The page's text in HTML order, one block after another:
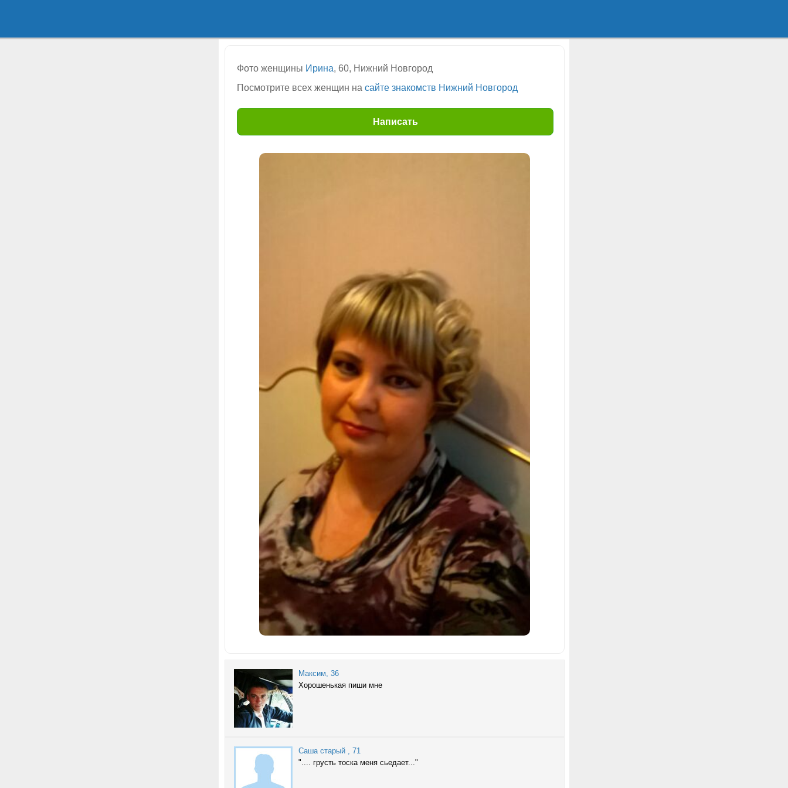
Фото женщины Ирина, 60, Нижний Новгород
Посмотрите всех женщин на сайте знакомств Нижний Новгород
Написать
Максим, 36
Хорошенькая пиши мне
Саша старый , 71
".... грусть тоска меня сьедает..."